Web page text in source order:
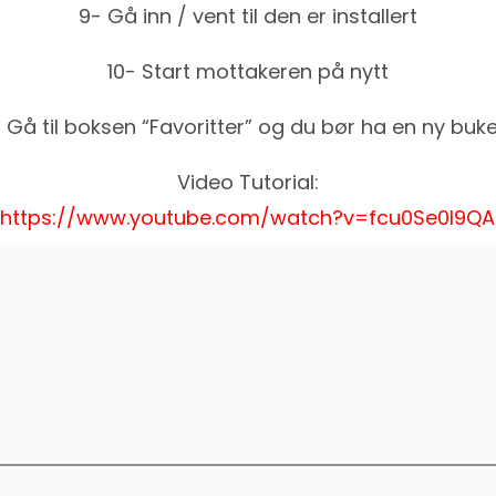
9- Gå inn / vent til den er installert
10- Start mottakeren på nytt
Gå til boksen “Favoritter” og du bør ha en ny
Video Tutorial:
https://www.youtube.com/watch?v=fcu0Se0I9QA